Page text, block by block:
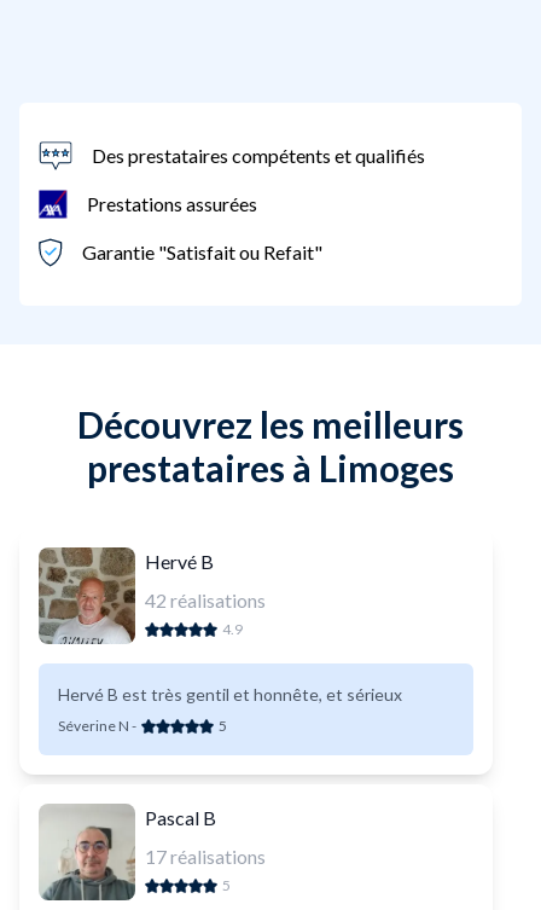
Des prestataires compétents et qualifiés
Prestations assurées
Garantie "Satisfait ou Refait"
Découvrez les meilleurs
prestataires à Limoges
Hervé B
42 réalisations
4.9
Hervé B est très gentil et honnête, et sérieux
Séverine N - 5
Pascal B
17réalisations
5